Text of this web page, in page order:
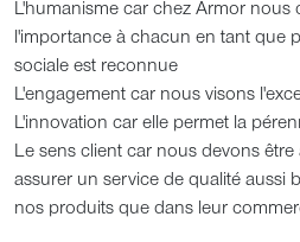
L'humanisme car chez Armor
l'importance à chacun en tant que
sociale est reconnue
L'engagement car nous visons
L'innovation car elle permet la
Le sens client car nous devons
assurer un service de qualité aussi
nos produits que dans leur